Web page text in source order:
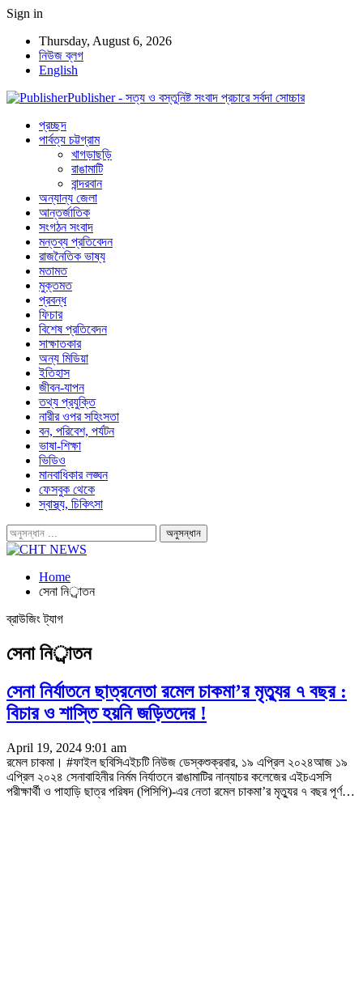
Sign in
Thursday, August 6, 2026
নিউজ ব্লগ
English
Publisher - সত্য ও বস্তুনিষ্ট সংবাদ প্রচারে সর্বদা সোচ্চার
প্রচ্ছদ
পার্বত্য চট্টগ্রাম
খাগড়াছড়ি
রাঙামাটি
বান্দরবান
অন্যান্য জেলা
আন্তর্জাতিক
সংগঠন সংবাদ
মন্তব্য প্রতিবেদন
রাজনৈতিক ভাষ্য
মতামত
মুক্তমত
প্রবন্ধ
ফিচার
বিশেষ প্রতিবেদন
সাক্ষাতকার
অন্য মিডিয়া
ইতিহাস
জীবন-যাপন
তথ্য প্রযুক্তি
নারীর ওপর সহিংসতা
বন, পরিবেশ, পর্যটন
ভাষা-শিক্ষা
ভিডিও
মানবাধিকার লঙ্ঘন
ফেসবুক থেকে
স্বাস্থ্য, চিকিৎসা
Home
সেনা নির্াতন
ব্রাউজিং ট্যাগ
সেনা নির্াতন
সেনা নির্যাতনে ছাত্রনেতা রমেল চাকমা’র মৃত্যুর ৭ বছর :
বিচার ও শাস্তি হয়নি জড়িতদের !
April 19, 2024 9:01 am
রমেল চাকমা। #ফাইল ছবিসিএইচটি নিউজ ডেস্কশুক্রবার, ১৯ এপ্রিল ২০২৪আজ ১৯
এপ্রিল ২০২৪ সেনাবাহিনীর নির্মম নির্যাতনে রাঙামাটির নান্যাচর কলেজের এইচএসসি
পরীক্ষার্থী ও পাহাড়ি ছাত্র পরিষদ (পিসিপি)-এর নেতা রমেল চাকমা’র মৃত্যুর ৭ বছর পূর্ণ…